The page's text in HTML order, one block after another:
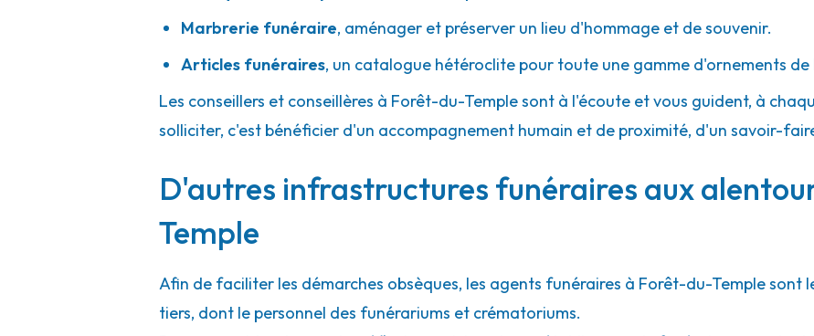
Marbrerie funéraire, aménager et préserver un lieu d'hommage et de souvenir.
Articles funéraires, un catalogue hétéroclite pour toute une gamme d'ornements de
Les conseillers et conseillères à Forêt-du-Temple sont à l'écoute et vous guident, à
solliciter, c'est bénéficier d'un accompagnement humain et de proximité, d'un savoir-
D'autres infrastructures funéraires aux
Temple
Afin de faciliter les démarches obsèques, les agents funéraires à Forêt-du-Temple sont
tiers, dont le personnel des funérariums et crématoriums.